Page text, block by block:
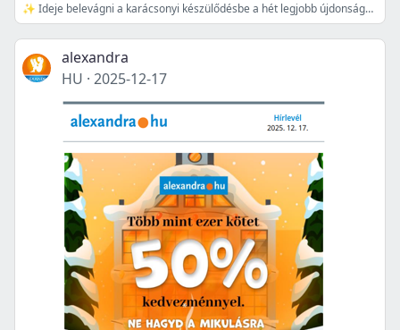
✨ Ideje belevágni a karácsonyi készülődésbe a hét legjobb újdonságaival!🎄💝
alexandra
HU · 2025-12-17